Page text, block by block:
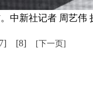
中新社记者 周艺伟
[8] [下一页]